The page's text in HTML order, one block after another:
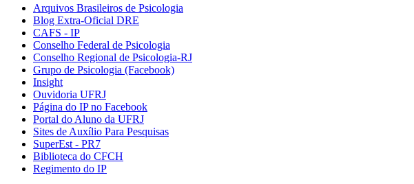
Arquivos Brasileiros de Psicologia
Blog Extra-Oficial DRE
CAFS - IP
Conselho Federal de Psicologia
Conselho Regional de Psicologia-RJ
Grupo de Psicologia (Facebook)
Insight
Ouvidoria UFRJ
Página do IP no Facebook
Portal do Aluno da UFRJ
Sites de Auxílio Para Pesquisas
SuperEst - PR7
Biblioteca do CFCH
Regimento do IP